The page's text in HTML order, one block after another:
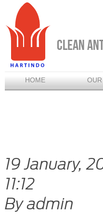
CLEAN
HOME
19 January,
11:12
By admin